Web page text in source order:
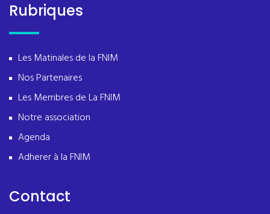
Rubriques
Les Matinales de la FNIM
Nos Partenaires
Les Membres de La FNIM
Notre association
Agenda
Adherer à la FNIM
Contact